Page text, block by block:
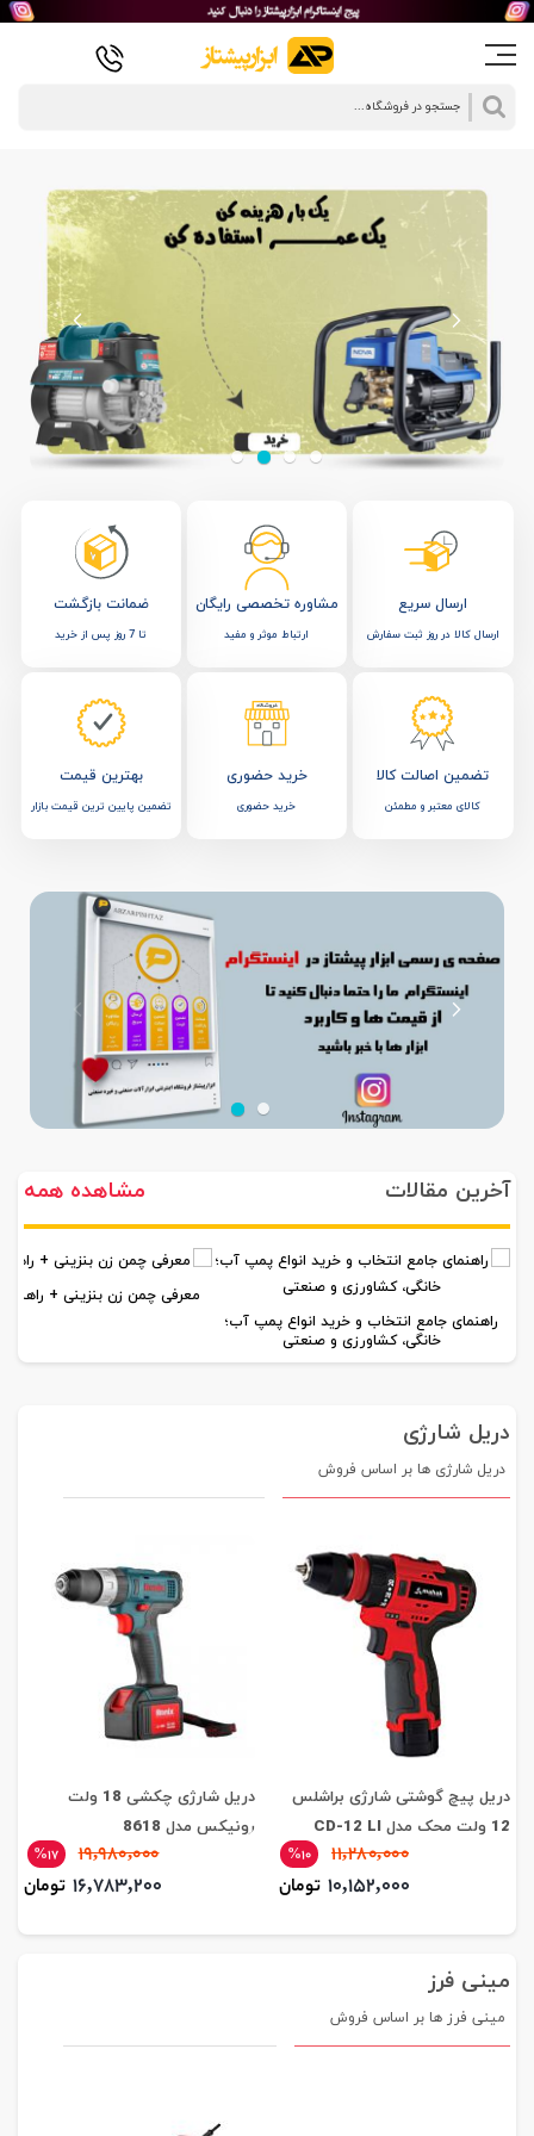
جستجو
ارسال سریع
ارسال کالا در روز ثبت سفارش
مشاوره تخصصی رایگان
ارتباط موثر و مفید
ضمانت بازگشت
تا 7 روز پس از خرید
تضمین اصالت کالا
کالای معتبر و مطمئن
خرید حضوری
خرید حضوری
بهترین قیمت
تضمین پایین ترین قیمت بازار
آخرین مقالات مشاهده همه
راهنمای جامع انتخاب و خرید انواع پمپ آب؛
خانگی، کشاورزی و صنعتی
معرفی چمن زن بنزینی +
دریل شارژی
دریل شارژی ها بر اساس فروش
دریل پیچ گوشتی شارژی براشلس
12 ولت محک مدل CD-12 LI
%10
11,280,000
10,152,000 تومان
دریل شارژی چکشی 18 ولت
رونیکس مدل 8618
%17
19,980,000
16,783,200 تومان
مینی فرز
مینی فرز ها بر اساس فروش